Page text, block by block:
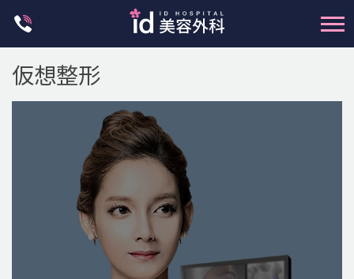
仮想整形